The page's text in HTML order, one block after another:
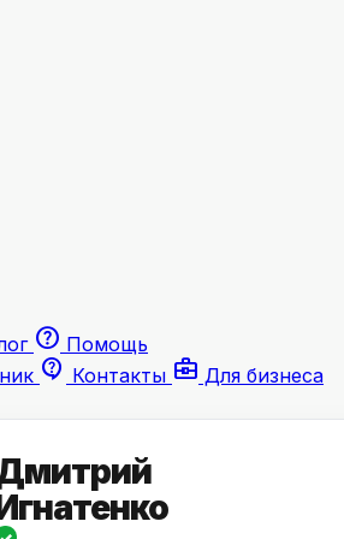
help Помощь
contact_support Контакты business_center Для бизнеса